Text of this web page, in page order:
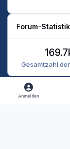
Forum-
Gesamtzahl
Heller Modus
Dunkler Modus
Anmelden